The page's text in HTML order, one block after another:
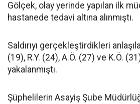
Gölçek, olay yerinde yapılan ilk
hastanede tedavi altına alınmıştı.
Saldırıyı gerçekleştirdikleri
(19), R.Y. (24), A.Ö. (27) ve K.Ö.
yakalanmıştı.
Şüphelilerin Asayiş Şube